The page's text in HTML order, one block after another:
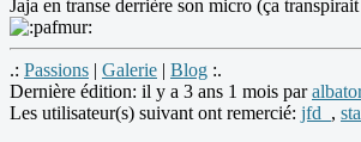
Jaja en transe derrière son micro (ça
.: Passions | Galerie | Blog :.
Dernière édition: il y a 3 ans 1 mois par
Les utilisateur(s) suivant ont remercié: jfd_ ,